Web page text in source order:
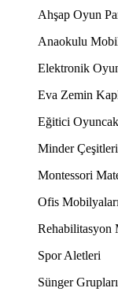
Ahşap Oyun
Anaokulu
Elektronik
Eva Zemin
Eğitici
Minder Çeşitleri
Montessori
Ofis Mobilyaları
Rehabilitasyon
Spor Aletleri
Sünger Grupları